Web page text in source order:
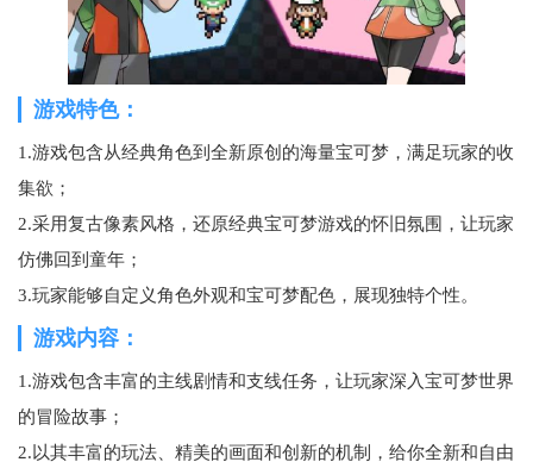
游戏特色：
1.游戏包含从经典角色到全新原创的海量宝可梦，满足玩家的收
集欲；
2.采用复古像素风格，还原经典宝可梦游戏的怀旧氛围，让玩家
仿佛回到童年；
3.玩家能够自定义角色外观和宝可梦配色，展现独特个性。
游戏内容：
1.游戏包含丰富的主线剧情和支线任务，让玩家深入宝可梦世界
的冒险故事；
2.以其丰富的玩法、精美的画面和创新的机制，给你全新和自由